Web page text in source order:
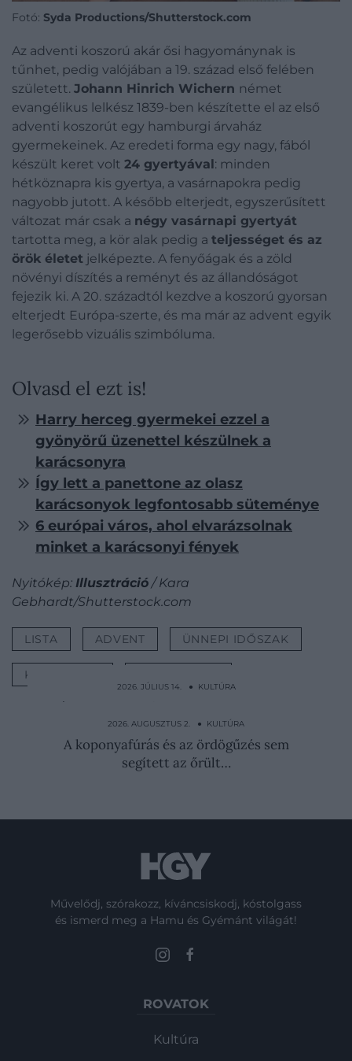
Fotó: Syda Productions/Shutterstock.com
Az adventi koszorú akár ősi hagyománynak is
tűnhet, pedig valójában a 19. század első felében
született. Johann Hinrich Wichern német
evangélikus lelkész 1839-ben készítette el az első
adventi koszorút egy hamburgi árvaház
gyermekeinek. Az eredeti forma egy nagy, fából
készült keret volt 24 gyertyával: minden
hétköznapra kis gyertya, a vasárnapokra pedig
nagyobb jutott. A később elterjedt, egyszerűsített
változat már csak a négy vasárnapi gyertyát
tartotta meg, a kör alak pedig a teljességet és az
örök életet jelképezte. A fenyőágak és a zöld
növényi díszítés a reményt és az állandóságot
fejezik ki. A 20. századtól kezdve a koszorú gyorsan
elterjedt Európa-szerte, és ma már az advent egyik
legerősebb vizuális szimbóluma.
Olvasd el ezt is!
Harry herceg gyermekei ezzel a
gyönyörű üzenettel készülnek a
karácsonyra
Így lett a panettone az olasz
karácsonyok legfontosabb süteménye
6 európai város, ahol elvarázsolnak
minket a karácsonyi fények
Nyitókép: Illusztráció/ Kara
Gebhardt/Shutterstock.com
LISTA ADVENT ÜNNEPI IDŐSZAK
KARÁCSONY
2026. JÚLIUS 14. ● KULTÚRA
A lázadó örökösnő, aki rózsaszínre festette
a haját és…
2026. AUGUSZTUS 2. ● KULTÚRA
A koponyafúrás és az ördögűzés sem
segített az őrült…
Művelődj, szórakozz, kíváncsiskodj, kóstolgass
és ismerd meg a Hamu és Gyémánt világát!
ROVATOK
Kultúra